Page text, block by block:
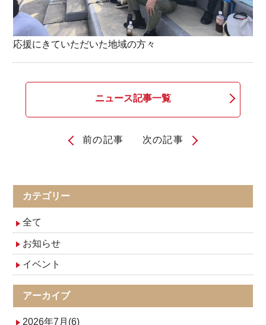
応援にきていただいた地域の方々
ニュース記事一覧
ナ
ビ
ゲ
ー
シ
ョ
前の記事 次の記事
カテゴリー
全て
お知らせ
イベント
アーカイブ
2026年7月(6)